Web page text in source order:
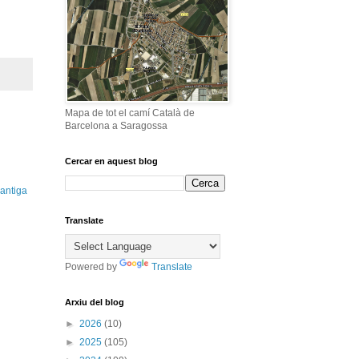
Mapa de tot el camí Català de
Barcelona a Saragossa
Cercar en aquest blog
Translate
Powered by Translate
Arxiu del blog
► 2026 (10)
► 2025 (105)